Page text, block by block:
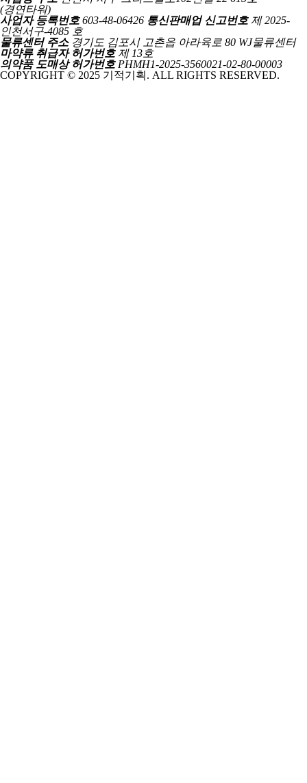
(경연타워)
사업자 등록번호603-48-06426 통신판매업 신고번호제 2025-
인천서구-4085 호
물류센터 주소경기도 김포시 고촌읍 아라육로 80 WJ물류센터
마약류 취급자 허가번호제 13호
의약품 도매상 허가번호PHMH1-2025-3560021-02-80-00003
COPYRIGHT © 2025 기적기획. ALL RIGHTS RESERVED.